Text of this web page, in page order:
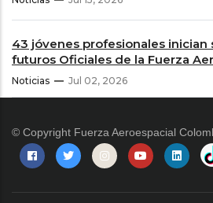
43 jóvenes profesionales
futuros Oficiales de la Fuerza
Noticias Jul 02, 2026
© Copyright Fuerza Aeroespacial